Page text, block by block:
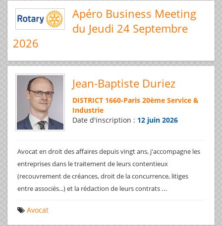
Apéro Business Meeting
du Jeudi 24 Septembre
2026
Jean-Baptiste Duriez
DISTRICT 1660-Paris 20ème Service &
Industrie
Date d'inscription : 12 juin 2026
Avocat en droit des affaires depuis vingt ans, j'accompagne les
entreprises dans le traitement de leurs contentieux
(recouvrement de créances, droit de la concurrence, litiges
entre associés...) et la rédaction de leurs contrats ...
Avocat